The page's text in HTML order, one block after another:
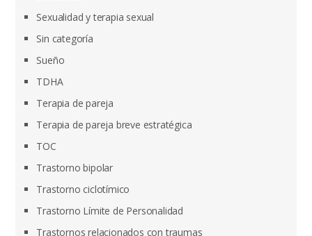
Sexualidad y terapia sexual
Sin categoría
Sueño
TDHA
Terapia de pareja
Terapia de pareja breve estratégica
TOC
Trastorno bipolar
Trastorno ciclotímico
Trastorno Límite de Personalidad
Trastornos relacionados con traumas